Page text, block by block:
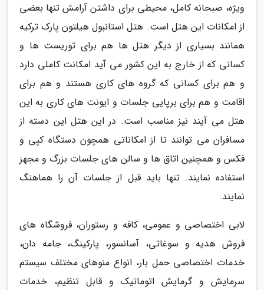
ویژه، صبحانه کامل، محیطی برای داشتن آرامش تنها بعضی
از امکانات این هتل است. هتل استانبول هیلتون پارک ترکیه
همانند بسیاری از دیگر هتل ها هم برای توریست ها و
کسانی که از خارج به این کشور می آید امکانت کاملی دارد
و هم برای کسانی که گروه های کاری هستند و هم برای
اقامت و هم برای برپایی جلسات و ایونت های کاری به این
هتل می آیند نیز مناسب است. در این هتل این دسته از
مسافران می توانند تا از امکاناتی همچون دستگاه کپی و
فکس و همچنین اتاق ها و سالن های جلسات بزرگ و مجهز
استفاده نمایند. تنها باید قبل از جلسات آن را هماهنگ
نمایند.
لابی اختصاصی و عمومی، کافه و رستوران، فروشگاه های
فروش هدیه و سوغاتی، آسانسور، پارکینگ، جامه دان،
خدمات اختصاصی حمل بار، انواع منوهای مختلف سیستم
سرمایش و گرمایش اتوماتیک و قابل تنظیم، خدمات